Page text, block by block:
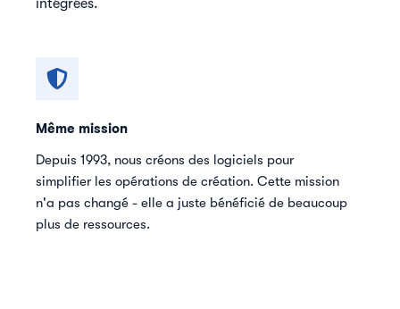
intégrées.
Même mission
Depuis 1993, nous créons des logiciels pour
simplifier les opérations de création. Cette mission
n'a pas changé - elle a juste bénéficié de beaucoup
plus de ressources.